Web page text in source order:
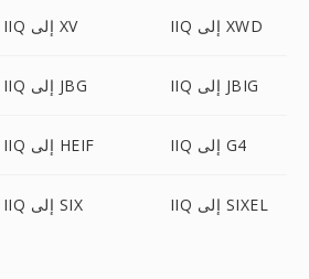
IIQ إلى XV IIQ إلى XWD
IIQ إلى JBG IIQ إلى JBIG
IIQ إلى HEIF IIQ إلى G4
IIQ إلى SIX IIQ إلى SIXEL